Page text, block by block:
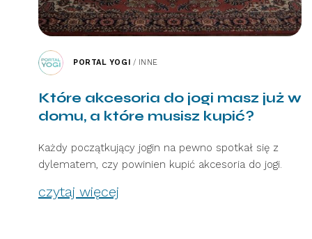
PORTAL YOGI / INNE
Które akcesoria do jogi masz już w
domu, a które musisz kupić?
Każdy początkujący jogin na pewno spotkał się z
dylematem, czy powinien kupić akcesoria do jogi.
czytaj więcej